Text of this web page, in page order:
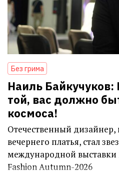
Без грима
Наиль Байкучуков:
той, вас должно
космоса!
Отечественный
вечернего платья, стал
международной
Fashion Autumn-2026